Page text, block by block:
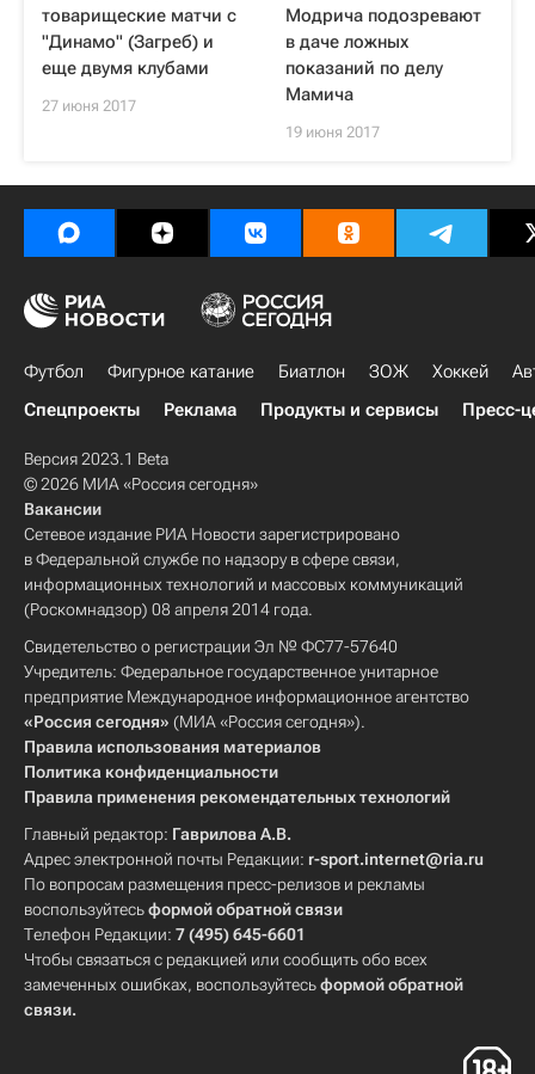
товарищеские матчи с
"Динамо" (Загреб) и
еще двумя клубами
27 июня 2017
Модрича подозревают
в даче ложных
показаний по делу
Мамича
19 июня 2017
Футбол Фигурное катание Биатлон ЗОЖ Хоккей
Спецпроекты
Реклама Продукты и сервисы Пресс-
Версия 2023.1 Beta
© 2026 МИА «Россия сегодня»
Вакансии
Сетевое издание РИА Новости зарегистрировано
в Федеральной службе по надзору в сфере связи,
информационных технологий и массовых коммуникаций
(Роскомнадзор) 08 апреля 2014 года.
Свидетельство о регистрации Эл № ФС77-57640
Учредитель: Федеральное государственное унитарное
предприятие Международное информационное агентство
«Россия сегодня» (МИА «Россия сегодня»).
Правила использования материалов
Политика конфиденциальности
Правила применения рекомендательных технологий
Главный редактор: Гаврилова А.В.
Адрес электронной почты Редакции: r-sport.internet@ria.ru
По вопросам размещения пресс-релизов и рекламы
воспользуйтесьформой обратной связи
Телефон Редакции: 7 (495) 645-6601
Чтобы связаться с редакцией или сообщить обо всех
замеченных ошибках, воспользуйтесьформой обратной
связи.